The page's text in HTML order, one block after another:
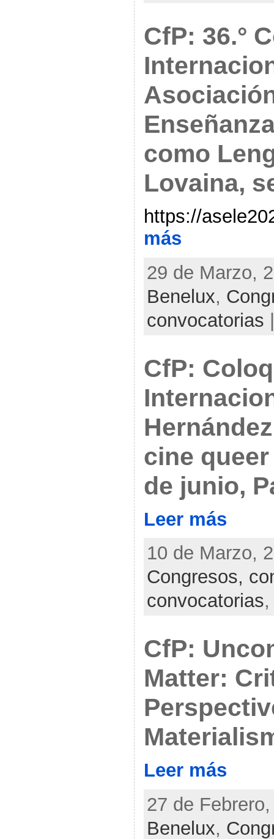
CfP: 36.°
como
Lovaina,
https://
más
29 de Marzo,
Benelux,
convocatorias
CfP:
cine
de junio,
Leer más
10 de Marzo,
Congresos,
convocatorias
CfP:
Matter:
Leer más
27 de
Benelux,